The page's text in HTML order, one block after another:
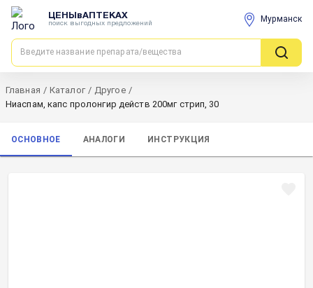
ЦЕНЫвАПТЕКАХ
поиск выгодных предложений Мурманск
Главная / Каталог / Другое /
Ниаспам, капс пролонгир действ 200мг стрип, 30
ОСНОВНОЕ АНАЛОГИ ИНСТРУКЦИЯ